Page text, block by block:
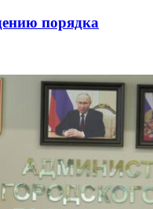
порядка